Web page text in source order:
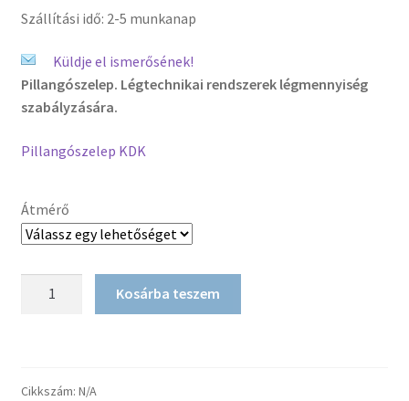
-
18.000 Ft
Szállítási idő: 2-5 munkanap
Küldje el ismerősének!
Pillangószelep. Légtechnikai rendszerek légmennyiség
szabályzására.
Pillangószelep KDK
Átmérő
Kosárba teszem
Cikkszám: N/A